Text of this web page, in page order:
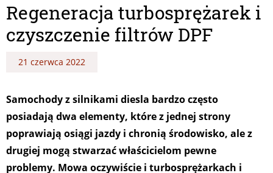
Regeneracja turbosprężarek i
czyszczenie filtrów DPF
21 czerwca 2022
Samochody z silnikami diesla bardzo często
posiadają dwa elementy, które z jednej strony
poprawiają osiągi jazdy i chronią środowisko, ale z
drugiej mogą stwarzać właścicielom pewne
problemy. Mowa oczywiście i turbosprężarkach i